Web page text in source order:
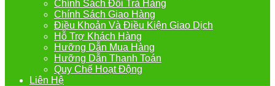
Chính Sách Đổi Trả Hàng
Chính Sách Giao Hàng
Điều Khoản Và Điều Kiện Giao Dịch
Hỗ Trợ Khách Hàng
Hưỡng Dẫn Mua Hàng
Hưỡng Dẫn Thanh Toán
Quy Chế Hoạt Động
Liên Hệ